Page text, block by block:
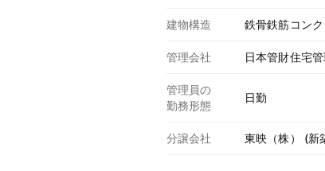
建物構造 鉄骨鉄筋コン
管理会社 日本管財住宅管
管理員の
勤務形態
日勤
分譲会社 東映（株） (新